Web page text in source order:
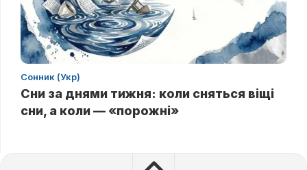
Сонник (Укр)
Сни за днями тижня: коли сняться віщі
сни, а коли — «порожні»